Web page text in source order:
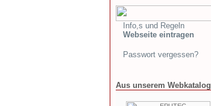
Info,s und Regeln
Webseite eintragen
Passwort vergessen?
Aus unserem Webkatalog